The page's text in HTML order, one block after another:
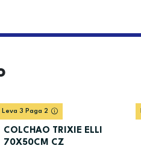
Leva 3 Paga 2
COLCHAO TRIXIE ELLI
70X50CM CZ